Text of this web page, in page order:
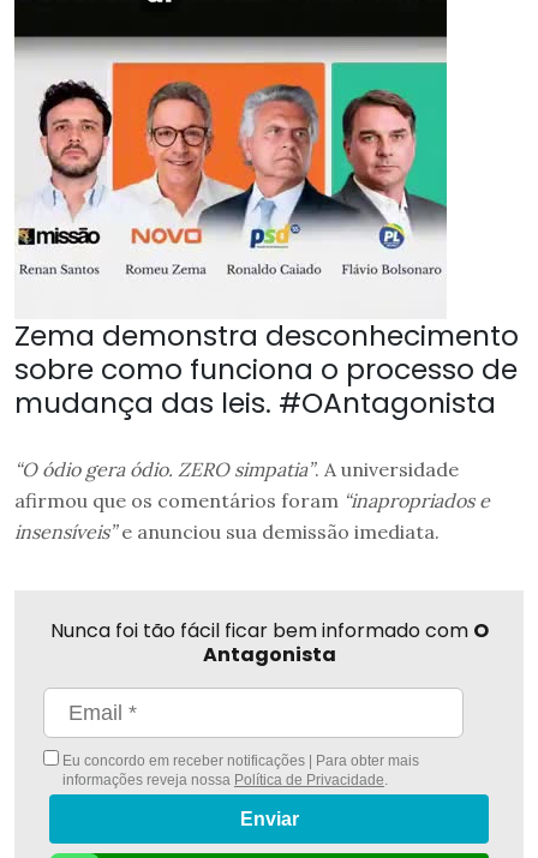
Zema demonstra desconhecimento
sobre como funciona o processo de
mudança das leis. #OAntagonista
“O ódio gera ódio. ZERO simpatia”. A universidade
afirmou que os comentários foram “inapropriados e
insensíveis”e anunciou sua demissão imediata.
Nunca foi tão fácil ficar bem informado com O
Antagonista
Eu concordo em receber notificações | Para obter mais
informações reveja nossa Política de Privacidade.
Enviar